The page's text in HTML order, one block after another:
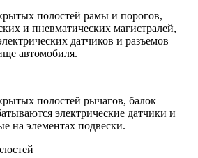
полостей рамы и порогов,
и пневматических магистралей,
датчиков и разъемов
автомобиля.
полостей рычагов, балок
электрические датчики и
на элементах подвески.